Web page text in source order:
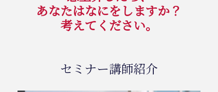
あなたはなにをしますか？
考えてください。
セミナー講師紹介